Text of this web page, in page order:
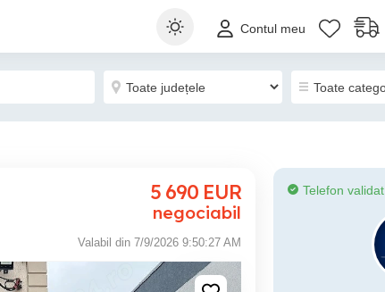
Contul meu
5 690 EUR
negociabil
Valabil din 7/9/2026 9:50:27 AM
Telefon validat